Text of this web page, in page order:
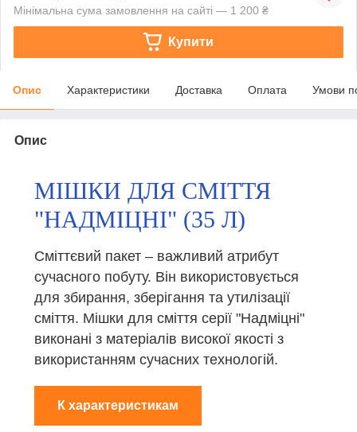
Мінімальна сума замовлення на сайті — 1 200 ₴
Купити
Опис Характеристики Доставка Оплата Умови
Опис
МІШКИ ДЛЯ СМІТТЯ
"НАДМІЦНІ" (35 Л)
Сміттєвий пакет – важливий атрибут
сучасного побуту. Він використовується
для збирання, зберігання та утилізації
сміття. Мішки для сміття серії "Надміцні"
виконані з матеріалів високої якості з
використанням сучасних технологій.
К характеристикам